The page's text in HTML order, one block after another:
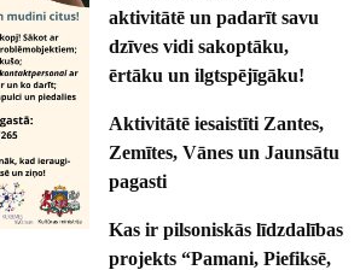
aktivitātē un padarīt savu
dzīves vidi sakoptāku,
ērtāku un ilgtspējīgāku!
Aktivitātē iesaistīti Zantes,
Zemītes, Vānes un Jaunsātu
pagasti
Kas ir pilsoniskās līdzdalības
projekts “Pamani, Piefiksē,